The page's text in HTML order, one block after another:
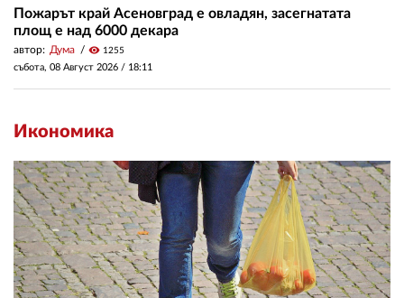
Пожарът край Асеновград е овладян, засегнатата
площ е над 6000 декара
автор: Дума visibility 1255
събота, 08 Август 2026 / 18:11
Икономика